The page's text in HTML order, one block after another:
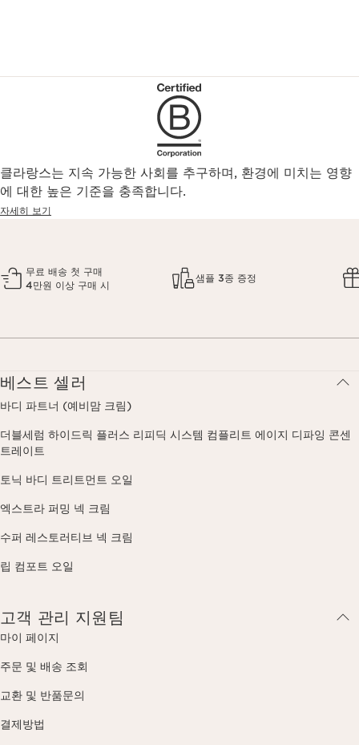
클라랑스는 지속 가능한 사회를 추구하며, 환경에 미치는 영향
에 대한 높은 기준을 충족합니다.
자세히 보기
무료 배송 첫 구매
4만원 이상 구매 시
샘플 3종 증정
베스트 셀러
바디 파트너 (예비맘 크림)
더블세럼 하이드릭 플러스 리피딕 시스템 컴플리트 에이지 디파잉 콘센
트레이트
토닉 바디 트리트먼트 오일
엑스트라 퍼밍 넥 크림
수퍼 레스토러티브 넥 크림
립 컴포트 오일
고객 관리 지원팀
마이 페이지
주문 및 배송 조회
교환 및 반품문의
결제방법